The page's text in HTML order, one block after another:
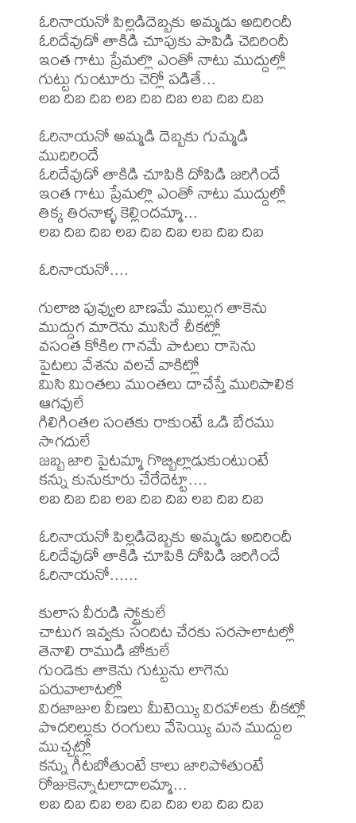
ఓరినాయనో పిల్లడిదెబ్బకు అమ్మడు అదిరిందీ
ఓరిదేవుడో తాకిడి చూపుకు పాపిడి చెదిరిందీ
ఇంత గాటు ప్రేమల్లొ ఎంతో నాటు ముద్దుల్లో
గుట్టు గుంటూరు చెర్లో పడితే...
లబ దిబ దిబ లబ దిబ దిబ లబ దిబ దిబ
ఓరినాయనో అమ్మడి దెబ్బకు గుమ్మడి
ముదిరిందే
ఓరిదేవుడో తాకిడి చూపికి దోపిడి జరిగిందే
ఇంత గాటు ప్రేమల్లొ ఎంతో నాటు ముద్దుల్లో
తిక్క తిరనాళ్ళ కెల్లిందమ్మా...
లబ దిబ దిబ లబ దిబ దిబ లబ దిబ దిబ
ఓరినాయనో....
గులాబి పువ్వుల బాణమే ముల్లుగ తాకెను
ముద్దుగ మారెను ముసిరే చీకట్లో
వసంత కోకిల గానమే పాటలు రాసెను
పైటలు వేశను వలచే వాకిట్లో
మిసి మింతలు ముంతలు దాచేస్తే మురిపాలిక
ఆగవులే
గిలిగింతల సంతకు రాకుంటే ఒడి బేరము
సాగదులే
జబ్బ జారి పైటమ్మా గొబ్బిల్లాడుకుంటుంటే
కన్ను కునుకూరు చేరేదెట్టా....
లబ దిబ దిబ లబ దిబ దిబ లబ దిబ దిబ
ఓరినాయనో పిల్లడిదెబ్బకు అమ్మడు అదిరిందీ
ఓరిదేవుడో తాకిడి చూపికి దోపిడి జరిగిందే
ఓరినాయనో......
కులాస వీరుడి స్ట్రోకులే
చాటుగ ఇవ్వకు సందిట చేరకు సరసాలాటల్లో
తెనాలి రాముడి జోకులే
గుండెకు తాకెను గుట్టును లాగెను
పరువాలాటల్లో
విరజాజుల వీణలు మీటెయ్యి విరహాలకు చీకట్లో
పొదరిల్లుకు రంగులు వేసెయ్యి మన ముద్దుల
ముచ్చట్లో
కన్ను గీటబోతుంటే కాలు జారిపోతుంటే
రోజుకెన్నాటలాదాలమ్మా...
లబ దిబ దిబ లబ దిబ దిబ లబ దిబ దిబ